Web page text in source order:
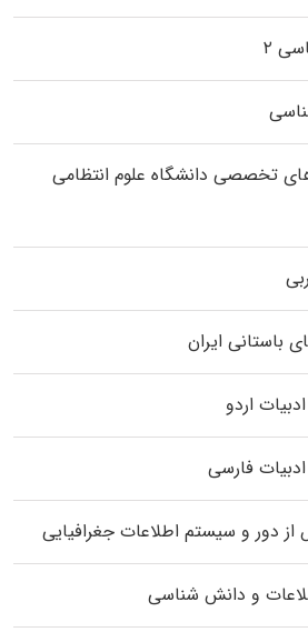
۲
تخصصی داﻧﺸﮕﺎه ﻋﻠﻮم انتظامی
باستانی ایران
اردو
فارسی
دور و سیستم اطلاعات جغرافیایی
و دانش شناسی